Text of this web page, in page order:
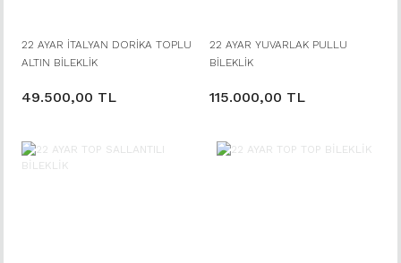
22 AYAR İTALYAN DORİKA TOPLU
ALTIN BİLEKLİK
49.500,00 TL
22 AYAR YUVARLAK PULLU
BİLEKLİK
115.000,00 TL